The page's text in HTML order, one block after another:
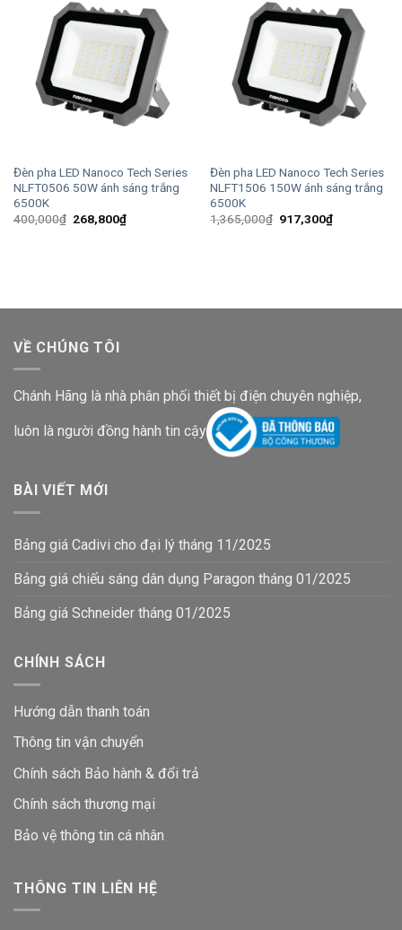
Đèn pha LED Nanoco Tech Series
NLFT0506 50W ánh sáng trắng
6500K
400,000₫ Giá
268,800₫Giá
hiện
Đèn pha LED Nanoco Tech Series
NLFT1506 150W ánh sáng trắng
6500K
1,365,000₫ Giá
917,300₫Giá
hiện
VỀ CHÚNG TÔI
Chánh Hãng là nhà phân phối thiết bị điện chuyên nghiệp,
luôn là người đồng hành tin cậy
BÀI VIẾT MỚI
Bảng giá Cadivi cho đại lý tháng 11/2025
Bảng giá chiếu sáng dân dụng Paragon tháng 01/2025
Bảng giá Schneider tháng 01/2025
CHÍNH SÁCH
Hướng dẫn thanh toán
Thông tin vận chuyển
Chính sách Bảo hành & đổi trả
Chính sách thương mại
Bảo vệ thông tin cá nhân
THÔNG TIN LIÊN HỆ